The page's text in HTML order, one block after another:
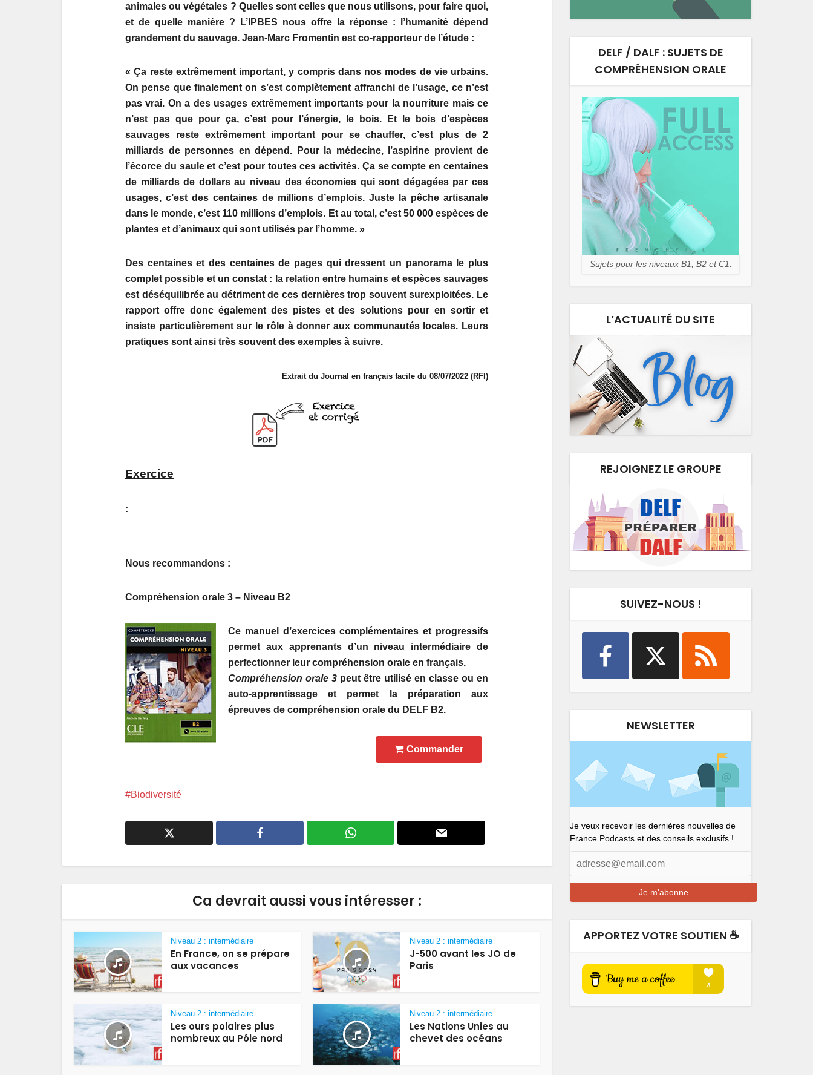
animales ou végétales ? Quelles sont celles que nous utilisons, pour faire quoi,
et de quelle manière ? L’IPBES nous offre la réponse : l’humanité dépend
grandement du sauvage. Jean-Marc Fromentin est co-rapporteur de l’étude :
« Ça reste extrêmement important, y compris dans nos modes de vie urbains.
On pense que finalement on s’est complètement affranchi de l’usage, ce n’est
pas vrai. On a des usages extrêmement importants pour la nourriture mais ce
n’est pas que pour ça, c’est pour l’énergie, le bois. Et le bois d’espèces
sauvages reste extrêmement important pour se chauffer, c’est plus de 2
milliards de personnes en dépend. Pour la médecine, l’aspirine provient de
l’écorce du saule et c’est pour toutes ces activités. Ça se compte en centaines
de milliards de dollars au niveau des économies qui sont dégagées par ces
usages, c’est des centaines de millions d’emplois. Juste la pêche artisanale
dans le monde, c’est 110 millions d’emplois. Et au total, c’est 50 000 espèces de
plantes et d’animaux qui sont utilisés par l’homme. »
Des centaines et des centaines de pages qui dressent un panorama le plus
complet possible et un constat : la relation entre humains et espèces sauvages
est déséquilibrée au détriment de ces dernières trop souvent surexploitées. Le
rapport offre donc également des pistes et des solutions pour en sortir et
insiste particulièrement sur le rôle à donner aux communautés locales. Leurs
pratiques sont ainsi très souvent des exemples à suivre.
Extrait du Journal en français facile du 08/07/2022 (RFI)
Exercice
:
Nous recommandons :
Compréhension orale 3 – Niveau B2
Ce manuel d’exercices complémentaires et progressifs
permet aux apprenants d’un niveau intermédiaire de
perfectionner leur compréhension orale en français.
Compréhension orale 3 peut être utilisé en classe ou en
auto-apprentissage et permet la préparation aux
épreuves de compréhension orale du DELF B2.
Commander
Biodiversité
Ca devrait aussi vous intéresser :
Niveau 2 : intermédiaire
En France, on se prépare
aux vacances
Niveau 2 : intermédiaire
J-500 avant les JO de
Paris
Niveau 2 : intermédiaire
Les ours polaires plus
nombreux au Pôle nord
Niveau 2 : intermédiaire
Les Nations Unies au
chevet des océans
DELF / DALF : SUJETS DE
COMPRÉHENSION ORALE
Sujets pour les niveaux B1, B2 et C1.
L’ACTUALITÉ DU SITE
REJOIGNEZ LE GROUPE
SUIVEZ-NOUS !
NEWSLETTER
Je veux recevoir les dernières nouvelles de
France Podcasts et des conseils exclusifs !
APPORTEZ VOTRE SOUTIEN ☕️